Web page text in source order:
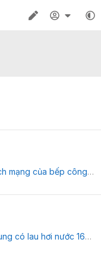
Lò hấp nướng đa năng - Cuộc cách mạng của bếp công nghiệp hiện đại
Tineco tung ra máy lau sàn tầm trung có lau hơi nước 160 độ C, chế độ sấy không ồn